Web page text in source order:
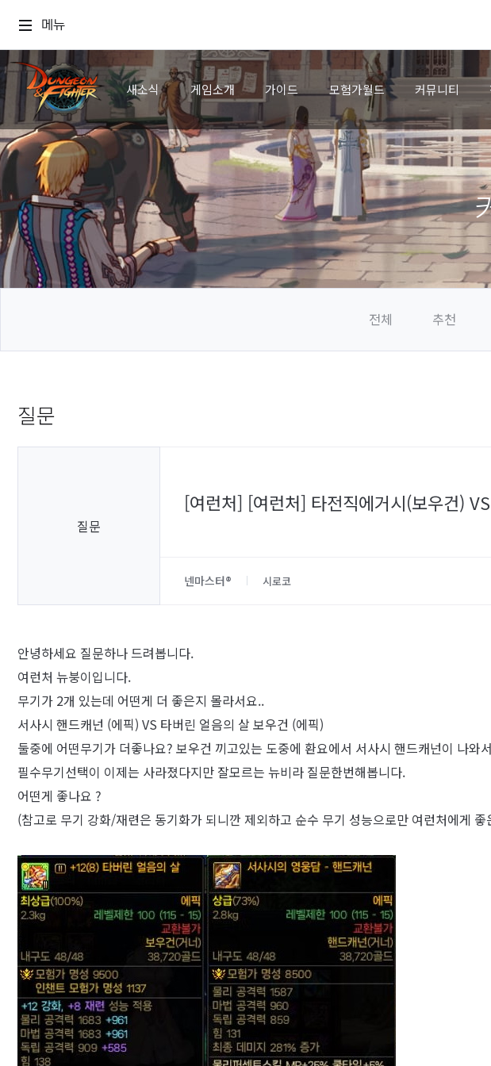
메뉴
새소식 게임소개 가이드 모험가월드 커뮤니티
전체 추천
질문
질문
[여런처] [여런처] 타전직에거시(보우건)
넨마스터® 시로코
안녕하세요 질문하나 드려봅니다.
여런처 뉴붕이입니다.
무기가 2개 있는데 어떤게 더 좋은지 몰라서요..
서사시 핸드캐넌 (에픽) VS 타버린 얼음의 살 보우건 (에픽)
둘중에 어떤무기가 더좋나요? 보우건 끼고있는 도중에 환요에서 서사시 핸드캐넌이 나와
필수무기선택이 이제는 사라졌다지만 잘모르는 뉴비라 질문한번해봅니다.
어떤게 좋나요 ?
(참고로 무기 강화/재련은 동기화가 되니깐 제외하고 순수 무기 성능으로만 여런처에게